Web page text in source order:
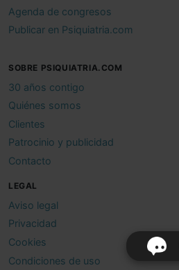
Agenda de congresos
Publicar en Psiquiatria.com
SOBRE PSIQUIATRIA.COM
30 años contigo
Quiénes somos
Clientes
Patrocinio y publicidad
Contacto
LEGAL
Aviso legal
Privacidad
Cookies
Condiciones de uso